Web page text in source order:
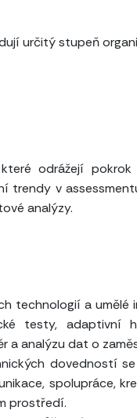
určitý stupeň
odrážejí
v
analýzy.
technologií a umělé
testy, adaptivní
a analýzu dat o
dovedností
spolupráce,
prostředí.